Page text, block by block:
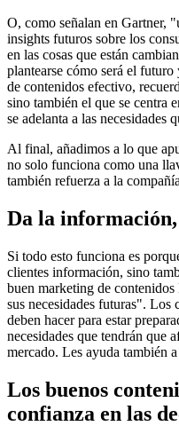
O, como señalan en Gartner,
insights futuros sobre los
en las cosas que están
plantearse cómo será el
de contenidos efectivo,
sino también el que se centra
se adelanta a las necesidades
Al final, añadimos a lo que
no solo funciona como una
también refuerza a la
Da la
Si todo esto funciona es
clientes información, sino
buen marketing de
sus necesidades futuras". Los
deben hacer para estar
necesidades que tendrán que
mercado. Les ayuda también
Los buenos
confianza en las